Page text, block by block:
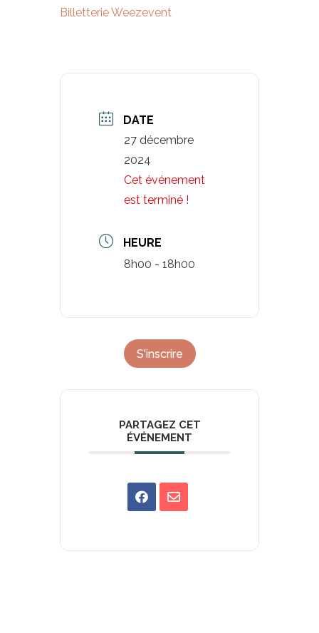
Billetterie Weezevent
DATE
27 décembre
2024
Cet événement
est terminé !
HEURE
8h00 - 18h00
S'inscrire
PARTAGEZ CET
ÉVÉNEMENT